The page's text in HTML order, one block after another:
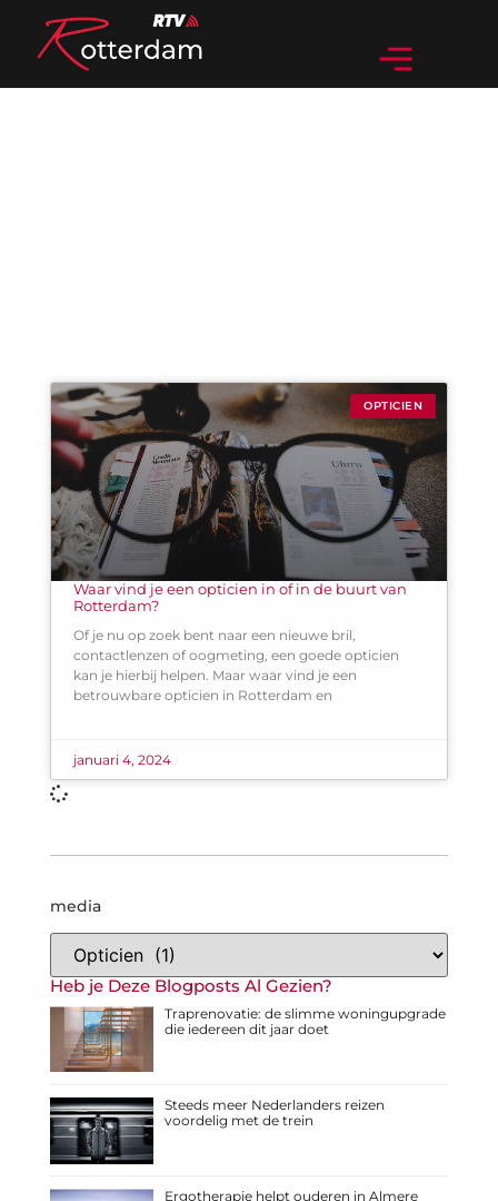
media
Heb je Deze Blogposts Al Gezien?
Traprenovatie: de slimme woningupgrade
die iedereen dit jaar doet
Steeds meer Nederlanders reizen
voordelig met de trein
Ergotherapie helpt ouderen in Almere
OPTICIEN
Waar vind je een opticien in of in de buurt van
Rotterdam?
Of je nu op zoek bent naar een nieuwe bril,
contactlenzen of oogmeting, een goede opticien
kan je hierbij helpen. Maar waar vind je een
betrouwbare opticien in Rotterdam en
januari 4, 2024